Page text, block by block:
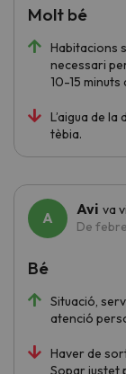
Habitacions
necessari
10-15
L’aigua de
tèbia.
Molt bé
Avi va
De
Situació,
atenció
Haver de
Sopar justet
Bé